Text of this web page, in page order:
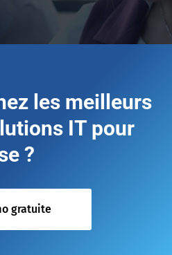
les meilleurs
IT pour
?
gratuite